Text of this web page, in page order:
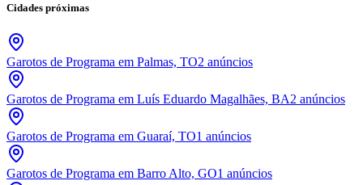
Cidades próximas
Garotos de Programa em Palmas, TO2 anúncios
Garotos de Programa em Luís Eduardo Magalhães, BA2 anúncios
Garotos de Programa em Guaraí, TO1 anúncios
Garotos de Programa em Barro Alto, GO1 anúncios